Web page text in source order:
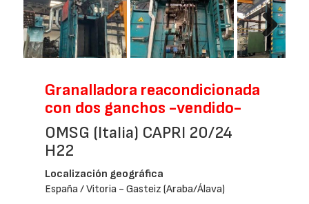
Next
Granalladora reacondicionada
con dos ganchos -vendido-
OMSG (Italia) CAPRI 20/24
H22
Localización geográfica
España / Vitoria - Gasteiz (Araba/Álava)